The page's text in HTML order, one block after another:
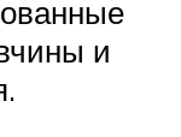
и